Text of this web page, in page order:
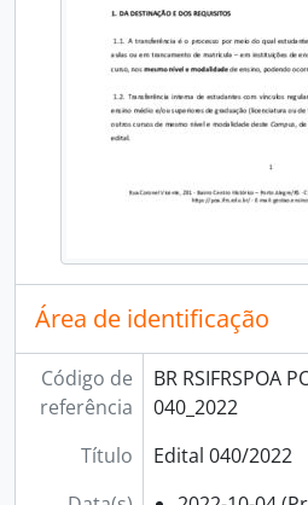
Área de identificação
Código de
referência
BR RSIFRSPOA
040_2022
Título
Edital 040/2022